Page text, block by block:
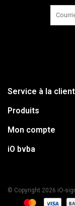
Service à la
Produits
Mon compte
iO bvba
© Copyright 2026 iO-